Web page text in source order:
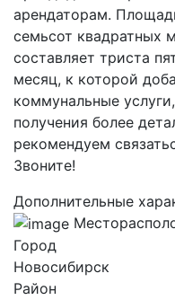
арендаторам.
семьсот квадратных
составляет триста
месяц, к которой
коммунальные
получения более
рекомендуем
Звоните!
Дополнительные
Город
Новосибирск
Район